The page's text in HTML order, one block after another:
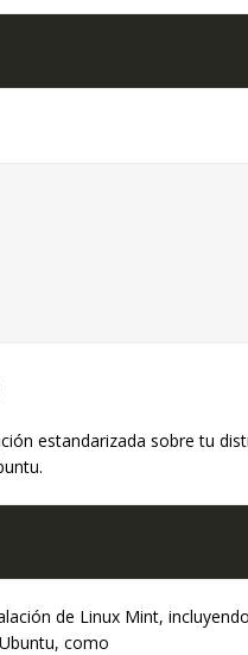
estandarizada sobre tu
de Linux Mint,
como